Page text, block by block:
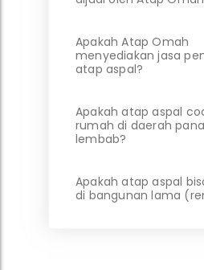
Apakah Atap Omah
menyediakan jasa
atap aspal?
Apakah atap aspal
rumah di daerah
lembab?
Apakah atap aspal
di bangunan lama